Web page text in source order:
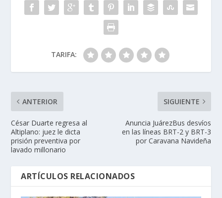
TARIFA:
ANTERIOR
César Duarte regresa al
Altiplano: juez le dicta
prisión preventiva por
lavado millonario
SIGUIENTE
Anuncia JuárezBus desvíos
en las líneas BRT-2 y BRT-3
por Caravana Navideña
ARTÍCULOS RELACIONADOS